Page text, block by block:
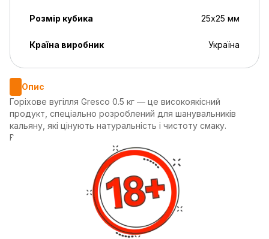
Розмір кубика 25х25 мм
Країна виробник Україна
Опис
Горіхове вугілля Gresco 0.5 кг — це високоякісний
продукт, спеціально розроблений для шанувальників
кальяну, які цінують натуральність і чистоту смаку.
Виготовлене в Україні зі 100% натуральної шкаралупи
волоського горіха, це вугілля відзначається своєю
екологічністю та високою якістю. Gresco забезпечує
тривалий час горіння, чистий смак і мінімальну кількість
попелу, що робить його ідеальним вибором для кожного
сеансу куріння кальяну. Основні характеристики
горіхового вугілля Gresco: Натуральний склад: Однією з
головних переваг Gresco є його натуральність. Вугілля
виготовляється виключно з шкаралупи волоського горіха